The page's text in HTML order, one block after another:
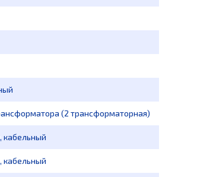
(2 трансформаторная)
кабельный
кабельный